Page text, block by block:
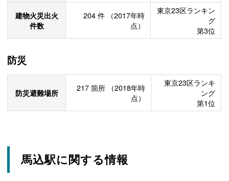
建物火災出火
件数
204 件
（2017年時
点）
東京23区ランキン
グ
第3位
防災
防災避難場所 217 箇所
（2018年時
点）
東京23区ランキ
ング
第1位
馬込駅に関する情報